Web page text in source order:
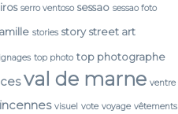
serro ventoso sessao sessao foto
stories story street art
top photo top photographe
val de marne ventre
visuel vote voyage vêtements